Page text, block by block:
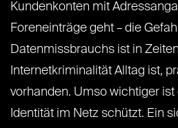
Kundenkonten mit
Foreneinträge geht – die
Datenmissbrauchs ist in
Internetkriminalität Alltag ist,
vorhanden. Umso wichtiger ist
Identität im Netz schützt. Ein